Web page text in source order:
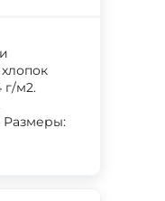
г/м2.
Размеры: